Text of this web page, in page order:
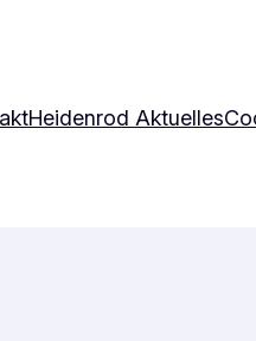
Heidenrod Aktuelles